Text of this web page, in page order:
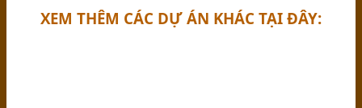
XEM THÊM CÁC DỰ ÁN KHÁC TẠI ĐÂY: